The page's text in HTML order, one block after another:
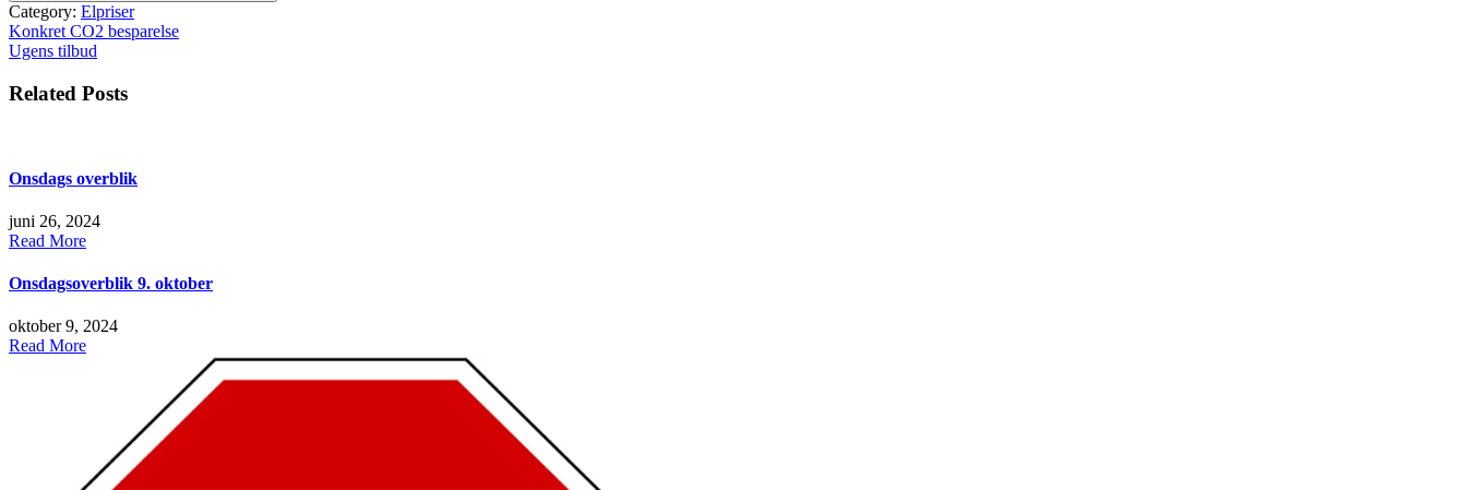
Category: Elpriser
Indlægsnavigation
Konkret CO2 besparelse
Ugens tilbud
Related Posts
Onsdags overblik
juni 26, 2024
Read More
Onsdagsoverblik 9. oktober
oktober 9, 2024
Read More